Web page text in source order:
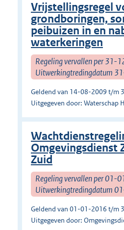
Vrijstellingsregel
grondboringen,
peibuizen in en
waterkeringen
Regeling vervallen per 31-
Uitwerkingtredingdatum
Geldend van 14-08-2009 t/m
Uitgegeven door: Waterschap
Omgevingsdienst
Zuid
Regeling vervallen per 01-
Uitwerkingtredingdatum
Geldend van 01-01-2016 t/m
Uitgegeven door: